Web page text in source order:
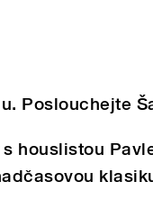
Poslouchejte
houslistou